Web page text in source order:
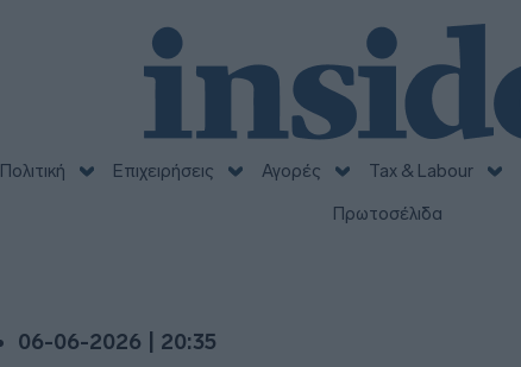
Πολιτική Επιχειρήσεις Αγορές Tax & Labour
Πρωτοσέλιδα
06-06-2026 | 20:35